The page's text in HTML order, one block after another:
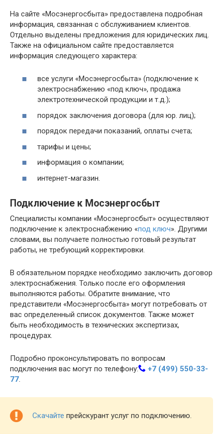
На сайте «Мосэнергосбыта» предоставлена подробная
информация, связанная с обслуживанием клиентов.
Отдельно выделены предложения для юридических лиц.
Также на официальном сайте предоставляется
информация следующего характера:
все услуги «Мосэнергосбыта» (подключение к
электроснабжению «под ключ», продажа
электротехнической продукции и т.д.);
порядок заключения договора (для юр. лиц);
порядок передачи показаний, оплаты счета;
тарифы и цены;
информация о компании;
интернет-магазин.
Подключение к Мосэнергосбыт
Специалисты компании «Мосэнергосбыт» осуществляют
подключение к электроснабжению «под ключ». Другими
словами, вы получаете полностью готовый результат
работы, не требующий корректировки.
В обязательном порядке необходимо заключить договор
электроснабжения. Только после его оформления
выполняются работы. Обратите внимание, что
представители «Мосэнергосбыта» могут потребовать от
вас определенный список документов. Также может
быть необходимость в технических экспертизах,
процедурах.
Подробно проконсультировать по вопросам
подключения вас могут по телефону:
+7 (499) 550-33-
77
Скачайте прейскурант услуг по подключению.